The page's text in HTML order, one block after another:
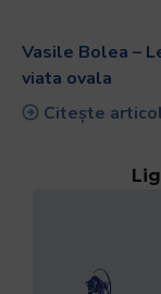
Vasile Bolea –
Citește